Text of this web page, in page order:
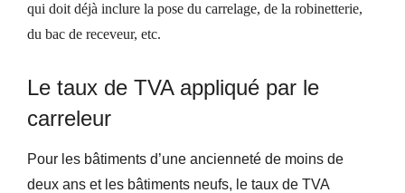
qui doit déjà inclure la pose du carrelage, de la robinetterie,
du bac de receveur, etc.
Le taux de TVA appliqué par le
carreleur
Pour les bâtiments d’une ancienneté de moins de
deux ans et les bâtiments neufs, le taux de TVA